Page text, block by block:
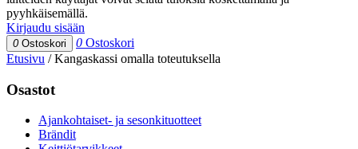
pyyhkäisemällä.
Kirjaudu sisään
0 Ostoskori 0 Ostoskori
Etusivu /Kangaskassi omalla toteutuksella
Osastot
Ajankohtaiset- ja sesonkituotteet
Brändit